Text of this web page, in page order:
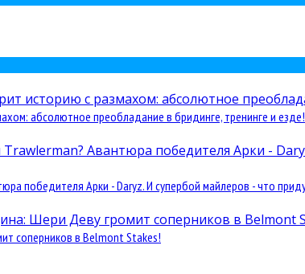
абсолютное преобладание в бридинге, тренинге и езде!
победителя Арки - Daryz. И супербой майлеров - что
соперников в Belmont Stakes!